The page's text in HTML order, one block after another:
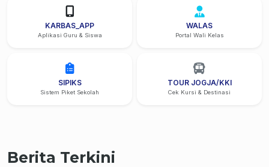
KARBAS_APP
Aplikasi Guru & Siswa
WALAS
Portal Wali Kelas
SIPIKS
Sistem Piket Sekolah
TOUR JOGJA/KKI
Cek Kursi & Destinasi
Berita Terkini